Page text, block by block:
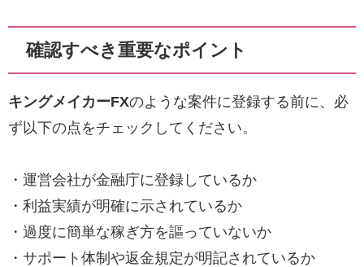
確認すべき重要なポイント
キングメイカーFXのような案件に登録する前に、必
ず以下の点をチェックしてください。
・運営会社が金融庁に登録しているか
・利益実績が明確に示されているか
・過度に簡単な稼ぎ方を謳っていないか
・サポート体制や返金規定が明記されているか